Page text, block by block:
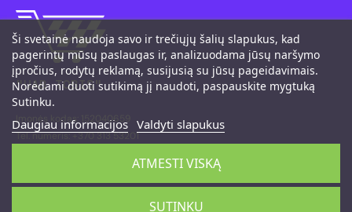
Ši svetainė naudoja savo ir trečiųjų šalių slapukus, kad
pagerintų mūsų paslaugas ir, analizuodama jūsų naršymo
įpročius, rodytų reklamą, susijusią su jūsų pageidavimais.
Norėdami duoti sutikimą jį naudoti, paspauskite mygtuką
Sutinku.
Daugiau informacijos Valdyti slapukus
ATMESTI VISKĄ
SUTINKU
"UAB TOBIS"
Įmonės kodas: 152040659
Tel. numeris: +370 313 53201